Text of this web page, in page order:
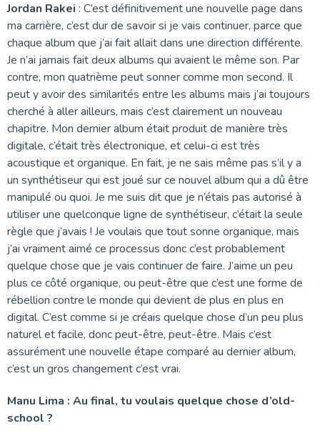
Jordan Rakei : C’est définitivement une nouvelle page dans
ma carrière, c’est dur de savoir si je vais continuer, parce que
chaque album que j’ai fait allait dans une direction différente.
Je n’ai jamais fait deux albums qui avaient le même son. Par
contre, mon quatrième peut sonner comme mon second. Il
peut y avoir des similarités entre les albums mais j’ai toujours
cherché à aller ailleurs, mais c’est clairement un nouveau
chapitre. Mon dernier album était produit de manière très
digitale, c’était très électronique, et celui-ci est très
acoustique et organique. En fait, je ne sais même pas s’il y a
un synthétiseur qui est joué sur ce nouvel album qui a dû être
manipulé ou quoi. Je me suis dit que je n’étais pas autorisé à
utiliser une quelconque ligne de synthétiseur, c’était la seule
règle que j’avais ! Je voulais que tout sonne organique, mais
j’ai vraiment aimé ce processus donc c’est probablement
quelque chose que je vais continuer de faire. J’aime un peu
plus ce côté organique, ou peut-être que c’est une forme de
rébellion contre le monde qui devient de plus en plus en
digital. C’est comme si je créais quelque chose d’un peu plus
naturel et facile, donc peut-être, peut-être. Mais c’est
assurément une nouvelle étape comparé au dernier album,
c’est un gros changement c’est vrai.
Manu Lima : Au final, tu voulais quelque chose d’old-
school ?